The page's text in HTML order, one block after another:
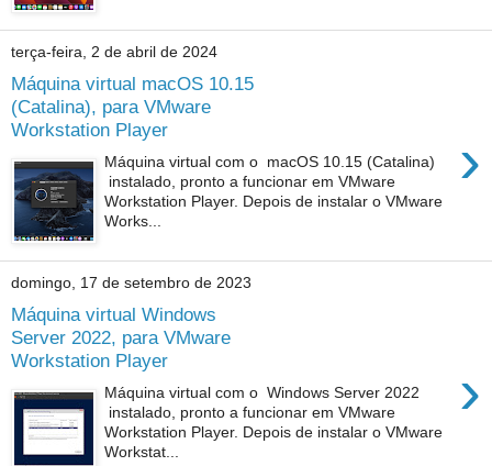
terça-feira, 2 de abril de 2024
Máquina virtual macOS 10.15
(Catalina), para VMware
Workstation Player
›
Máquina virtual com o macOS 10.15 (Catalina)
instalado, pronto a funcionar em VMware
Workstation Player. Depois de instalar o VMware
Works...
domingo, 17 de setembro de 2023
Máquina virtual Windows
Server 2022, para VMware
Workstation Player
›
Máquina virtual com o Windows Server 2022
instalado, pronto a funcionar em VMware
Workstation Player. Depois de instalar o VMware
Workstat...